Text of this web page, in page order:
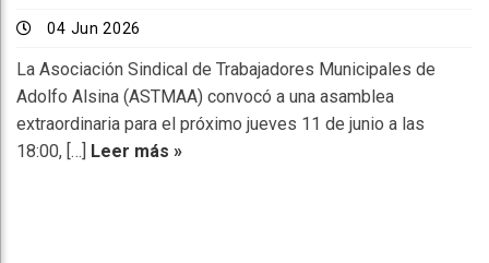
04 Jun 2026
La Asociación Sindical de Trabajadores Municipales de
Adolfo Alsina (ASTMAA) convocó a una asamblea
extraordinaria para el próximo jueves 11 de junio a las
18:00, […] Leer más »